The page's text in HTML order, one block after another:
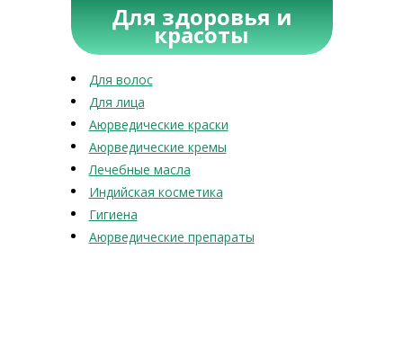
Для здоровья и
красоты
Для волос
Для лица
Аюрведические краски
Аюрведические кремы
Лечебные масла
Индийская косметика
Гигиена
Аюрведические препараты